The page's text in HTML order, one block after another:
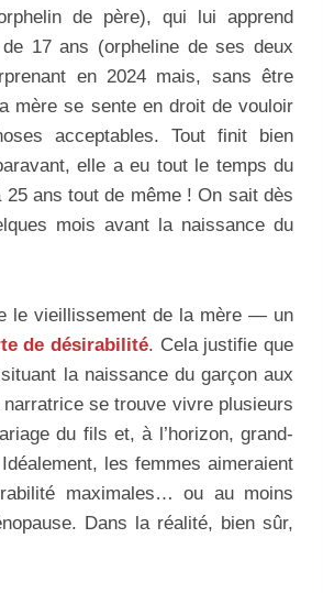
de père), qui lui apprend
17 ans (orpheline de ses deux
en 2024 mais, sans être
mère se sente en droit de vouloir
acceptables. Tout finit bien
elle a eu tout le temps du
ans tout de même ! On sait dès
mois avant la naissance du
le vieillissement de la mère — un
de désirabilité. Cela justifie que
la naissance du garçon aux
se trouve vivre plusieurs
du fils et, à l’horizon, grand-
les femmes aimeraient
maximales… ou au moins
Dans la réalité, bien sûr,